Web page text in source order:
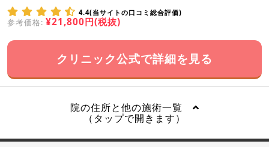
4.4(当サイトの口コミ総合評価)
参考価格: ¥21,800円(税抜)
クリニック公式で詳細を見る
院の住所と他の施術一覧
（タップで開きます）